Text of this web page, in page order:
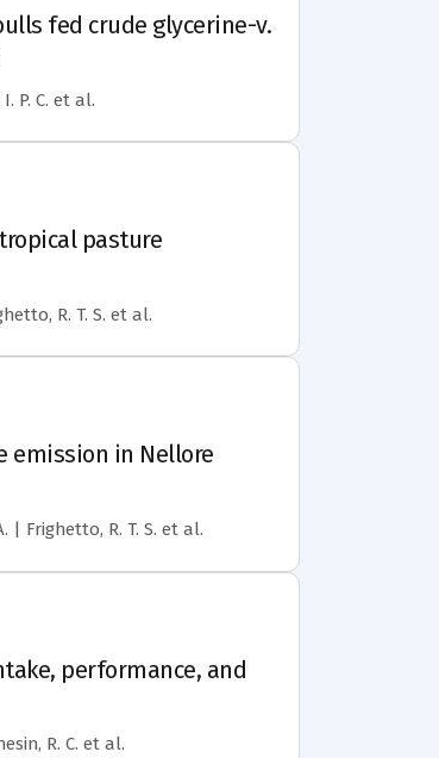
fed crude glycerine-v.
P. C. et al.
pasture
R. T. S. et al.
emission in Nellore
| Frighetto, R. T. S. et al.
performance, and
R. C. et al.